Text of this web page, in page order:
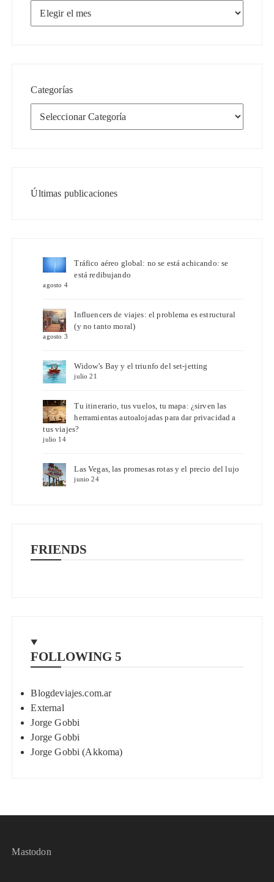
Categorías
Últimas publicaciones
Tráfico aéreo global: no se está achicando: se
está redibujando
agosto 4
Influencers de viajes: el problema es estructural
(y no tanto moral)
agosto 3
Widow’s Bay y el triunfo del set-jetting
julio 21
Tu itinerario, tus vuelos, tu mapa: ¿sirven las
herramientas autoalojadas para dar privacidad a
tus viajes?
julio 14
Las Vegas, las promesas rotas y el precio del lujo
junio 24
FRIENDS
FOLLOWING 5
Blogdeviajes.com.ar
External
Jorge Gobbi
Jorge Gobbi
Jorge Gobbi (Akkoma)
Mastodon